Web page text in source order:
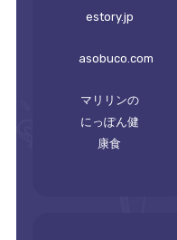
estory.jp
asobuco.com
マリリンの
にっぽん健
康食